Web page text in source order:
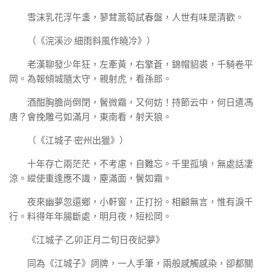
雪沫乳花浮午盞，蓼茸蒿筍試春盤，人世有味是清歡。
（《浣溪沙·細雨斜風作曉冷》）
老漢聊發少年狂，左牽黃，右擎蒼，錦帽貂裘，千騎卷平
岡。為報傾城隨太守，親射虎，看孫郎。
酒酣胸膽尚倒閉，鬢微霜，又何妨！持節云中，何日遣馮
唐？會挽雕弓如滿月，東南看，射天狼。
（《江城子·密州出獵》）
十年存亡兩茫茫，不考慮，自難忘。千里孤墳，無處話凄
涼。縱使重逢應不識，塵滿面，鬢如霜。
夜來幽夢忽還鄉，小軒窗，正打扮。相顧無言，惟有淚千
行。料得年年腸斷處，明月夜，短松岡。
《江城子·乙卯正月二旬日夜記夢》
同為《江城子》詞牌，一人手筆，兩般感觸感染，卻都關